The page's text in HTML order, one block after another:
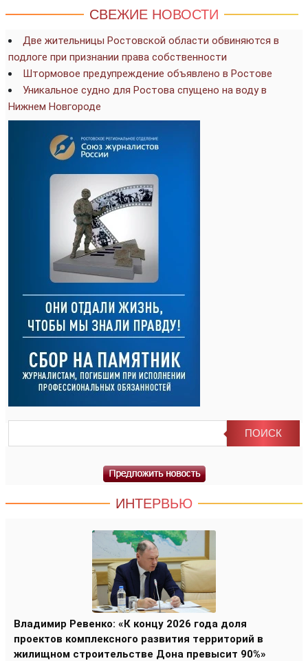
СВЕЖИЕ НОВОСТИ
Две жительницы Ростовской области обвиняются в
подлоге при признании права собственности
Штормовое предупреждение объявлено в Ростове
Уникальное судно для Ростова спущено на воду в
Нижнем Новгороде
ИНТЕРВЬЮ
Владимир Ревенко: «К концу 2026 года доля
проектов комплексного развития территорий в
жилищном строительстве Дона превысит 90%»